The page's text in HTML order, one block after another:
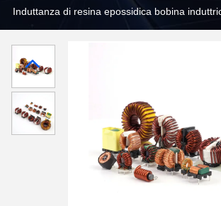
Induttanza di resina epossidica bobina